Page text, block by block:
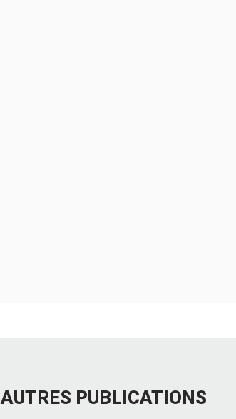
AUTRES PUBLICATIONS